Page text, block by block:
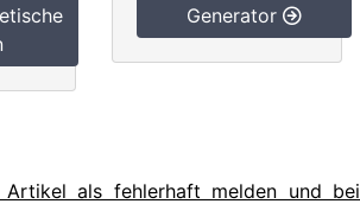
Generator
Artikel als fehlerhaft melden und bei